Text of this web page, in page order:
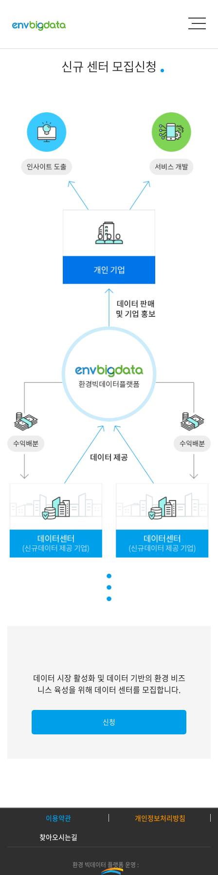
신규 센터 모집신청
데이터 시장 활성화 및 데이터 기반의 환경 비즈
니스 육성을 위해 데이터 센터를 모집합니다.
신청
이용약관
개인정보처리방침
찾아오시는길
환경 빅데이터 플랫폼 운영 :